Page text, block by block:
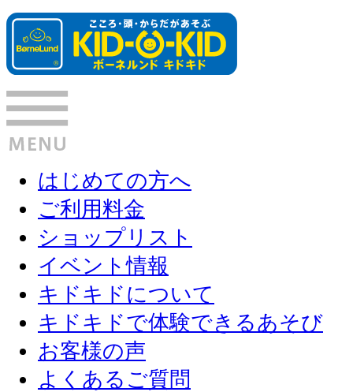
はじめての方へ
ご利用料金
ショップリスト
イベント情報
キドキドについて
キドキドで体験できるあそび
お客様の声
よくあるご質問